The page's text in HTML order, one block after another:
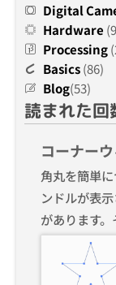
Digital
Hardware
Processing
Basics(86)
Blog(53)
読まれた回
コーナー
角丸を簡単
ンドルが表
があります